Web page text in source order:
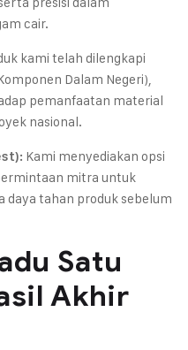
cair.
kami telah dilengkapi
Dalam Negeri),
pemanfaatan material
nasional.
Kami menyediakan opsi
mitra untuk
tahan produk sebelum
Satu
Akhir